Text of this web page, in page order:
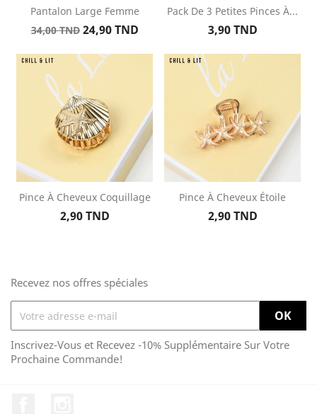
Pantalon Large Femme
Prix
base
34,00 TND Prix
24,90 TND
Pack De 3 Petites Pinces À...
Prix
3,90 TND
Pince À Cheveux Coquillage
Prix
2,90 TND
Pince À Cheveux Étoile
Prix
2,90 TND
Recevez nos offres spéciales
Inscrivez-Vous et Recevez -10% Supplémentaire Sur Votre
Prochaine Commande!